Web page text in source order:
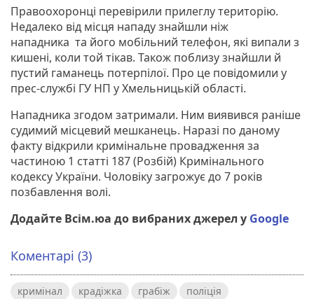
Правоохоронці перевірили прилеглу територію.
Недалеко від місця нападу знайшли ніж
нападника та його мобільний телефон, які випали з
кишені, коли той тікав. Також поблизу знайшли й
пустий гаманець потерпілої. Про це повідомили у
прес-службі ГУ НП у Хмельницькій області.
Нападника згодом затримали. Ним виявився раніше
судимий місцевий мешканець. Наразі по даному
факту відкрили кримінальне провадження за
частиною 1 статті 187 (Розбій) Кримінального
кодексу України. Чоловіку загрожує до 7 років
позбавлення волі.
Додайте Всім.юа до вибраних джерел у Google
Коментарі (3)
кримінал крадіжка грабіж поліція